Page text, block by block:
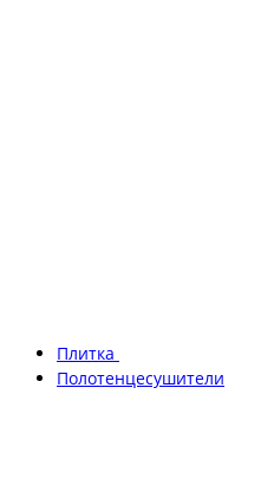
Плитка
Полотенцесушители